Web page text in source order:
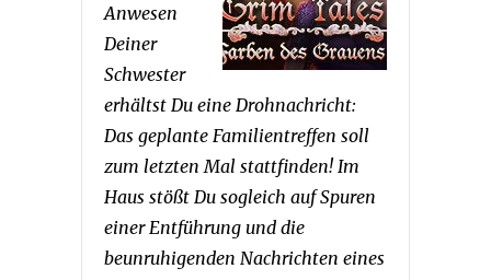
Anwesen
Deiner
Schwester
erhältst Du eine Drohnachricht:
Das geplante Familientreffen soll
zum letzten Mal stattfinden! Im
Haus stößt Du sogleich auf Spuren
einer Entführung und die
beunruhigenden Nachrichten eines